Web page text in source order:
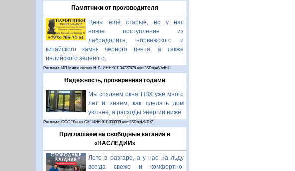
Памятники от производителя
Цены ещё старые, но у нас
новое поступление из
лабрадорита, норвежского и
китайского камня черного цвета, а также
индийского зелёного.
Реклама: ИП Миляновская Н. С. ИНН:911104727675 erid:2SDnjeWbdHU
Надежность, проверенная годами
Мы создаем окна ПВХ уже много
лет и знаем, как сделать дом
уютнее, а расходы энергии ниже.
Реклама: ООО "Линия СК" ИНН 9111030039 erid:2SDnjdvNRt7
Приглашаем на свободные катания в
«НАСЛЕДИИ»
Лето в разгаре, а у нас на льду
всегда свежо и комфортно.